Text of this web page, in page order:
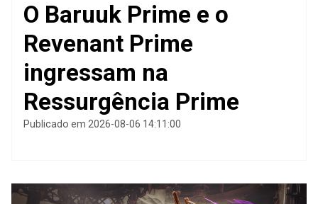
O Baruuk Prime e o
Revenant Prime
ingressam na
Ressurgência Prime
Publicado em 2026-08-06 14:11:00